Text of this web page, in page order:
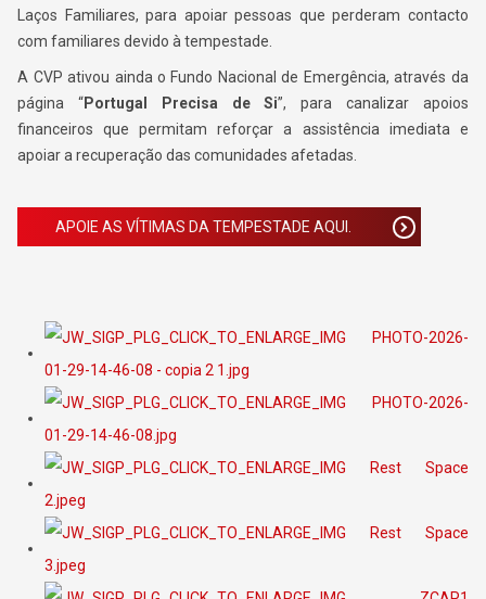
Laços Familiares, para apoiar pessoas que perderam contacto
com familiares devido à tempestade.
A CVP ativou ainda o Fundo Nacional de Emergência, através da
página “Portugal Precisa de Si”, para canalizar apoios
financeiros que permitam reforçar a assistência imediata e
apoiar a recuperação das comunidades afetadas.
APOIE AS VÍTIMAS DA TEMPESTADE AQUI.